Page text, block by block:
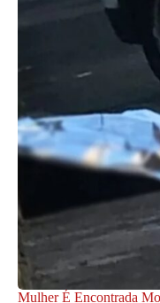
Mulher É Encontrada